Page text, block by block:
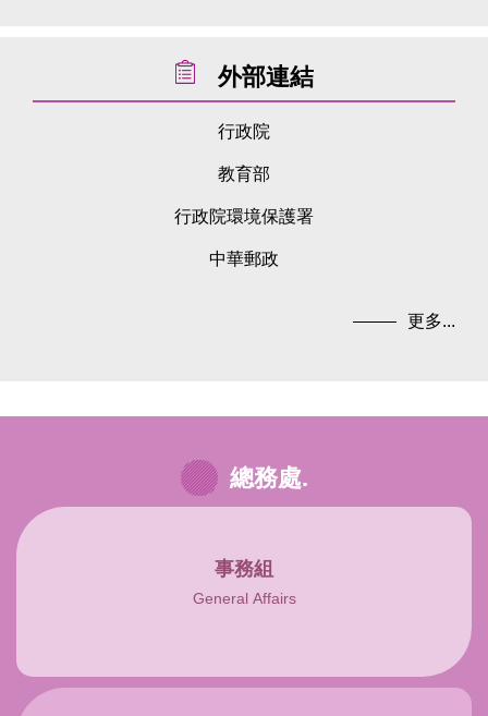
外部連結
行政院
教育部
行政院環境保護署
中華郵政
更多...
總務處.
事務組
General Affairs